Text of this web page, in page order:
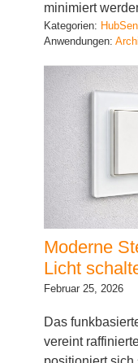
minimiert
Kategorien:
Anwendungen:
Moderne
Licht
Februar 25, 2026
Das
vereint